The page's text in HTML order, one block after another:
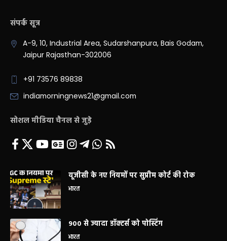
संपर्क सूत्र
A-9, 10, Industrial Area, Sudarshanpura, Bais Godam,
Jaipur Rajasthan-302006
+91 73576 89838
indiamorningnews21@gmail.com
सोशल मीडिया चैनल से जुड़े
यूजीसी के नए नियमों पर सुप्रीम कोर्ट की रोक
भारत
900 से ज्यादा डॉक्टर्स को पोस्टिंग
भारत